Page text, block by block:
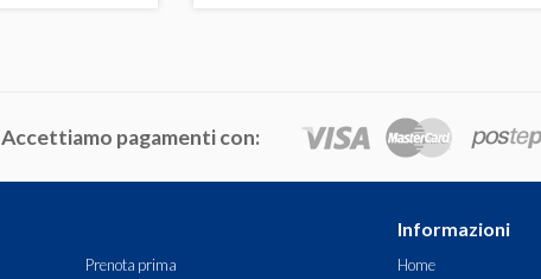
Accettiamo pagamenti con:
Prenota prima
Informazioni
Home